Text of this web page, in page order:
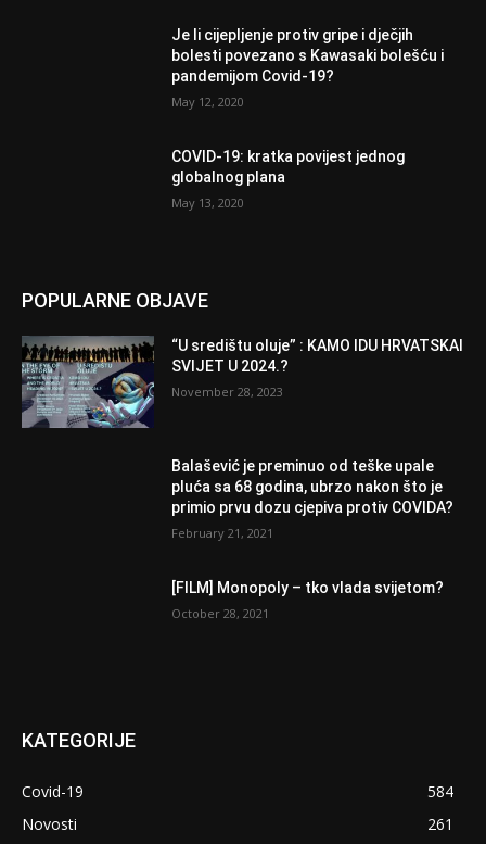
Je li cijepljenje protiv gripe i dječjih
bolesti povezano s Kawasaki bolešću i
pandemijom Covid-19?
May 12, 2020
COVID-19: kratka povijest jednog
globalnog plana
May 13, 2020
POPULARNE OBJAVE
“U središtu oluje” : KAMO IDU HRVATSKAI
SVIJET U 2024.?
November 28, 2023
Balašević je preminuo od teške upale
pluća sa 68 godina, ubrzo nakon što je
primio prvu dozu cjepiva protiv COVIDA?
February 21, 2021
[FILM] Monopoly – tko vlada svijetom?
October 28, 2021
KATEGORIJE
Covid-19
584
Novosti
261